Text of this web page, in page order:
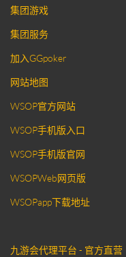
集团游戏
集团服务
加入GGpoker
网站地图
WSOP官方网站
WSOP手机版入口
WSOP手机版官网
WSOPWeb网页版
WSOPapp下载地址
九游会代理平台 - 官方直营